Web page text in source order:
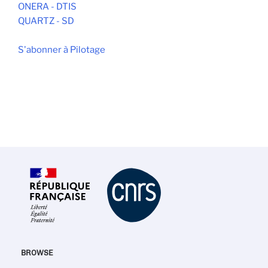
ONERA - DTIS
QUARTZ - SD
S'abonner à Pilotage
BROWSE